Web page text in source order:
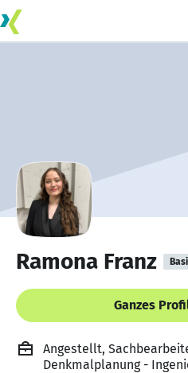
Ramona Franz
Ganzes
Angestellt,
Denkmalplanung -